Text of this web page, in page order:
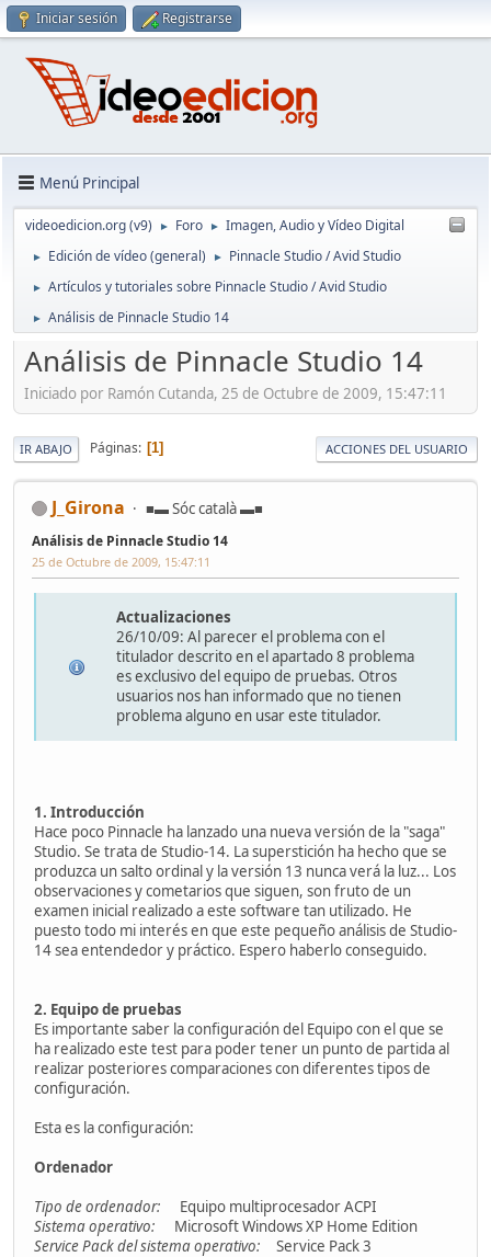
Iniciar sesión Registrarse
Menú Principal
videoedicion.org (v9) ► Foro ► Imagen, Audio y Vídeo Digital
► Edición de vídeo (general) ► Pinnacle Studio / Avid Studio
► Artículos y tutoriales sobre Pinnacle Studio / Avid Studio
► Análisis de Pinnacle Studio 14
Análisis de Pinnacle Studio 14
Iniciado por Ramón Cutanda, 25 de Octubre de 2009, 15:47:11
IR ABAJO Páginas 1 ACCIONES DEL USUARIO
J_Girona ■▬ Sóc català ▬■
Análisis de Pinnacle Studio 14
25 de Octubre de 2009, 15:47:11
Actualizaciones
26/10/09: Al parecer el problema con el
titulador descrito en el apartado 8 problema
es exclusivo del equipo de pruebas. Otros
usuarios nos han informado que no tienen
problema alguno en usar este titulador.
1. Introducción
Hace poco Pinnacle ha lanzado una nueva versión de la "saga"
Studio. Se trata de Studio-14. La superstición ha hecho que se
produzca un salto ordinal y la versión 13 nunca verá la luz... Los
observaciones y cometarios que siguen, son fruto de un
examen inicial realizado a este software tan utilizado. He
puesto todo mi interés en que este pequeño análisis de Studio-
14 sea entendedor y práctico. Espero haberlo conseguido.
2. Equipo de pruebas
Es importante saber la configuración del Equipo con el que se
ha realizado este test para poder tener un punto de partida al
realizar posteriores comparaciones con diferentes tipos de
configuración.
Esta es la configuración:
Ordenador
Tipo de ordenador:
Equipo multiprocesador ACPI
Sistema operativo:
Microsoft Windows XP Home Edition
Service Pack del sistema operativo: Service Pack 3